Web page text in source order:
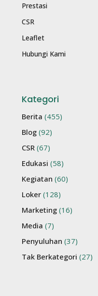
Prestasi
CSR
Leaflet
Hubungi Kami
Kategori
Berita (455)
Blog (92)
CSR (67)
Edukasi (58)
Kegiatan (60)
Loker (128)
Marketing (16)
Media (7)
Penyuluhan (37)
Tak Berkategori (27)